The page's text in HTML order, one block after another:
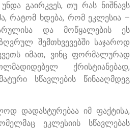
გაირკვეს, თუ რას ნიშნავს
რატომ ხდება, რომ ეკლესია –
და მოწყალების ეს
შემთხვევებში საჯაროდ
იმათ, ვინც ფორმალურად
ქრისტიანებად,
სწავლების წინააღმდეგ
დადასტურებაა იმ ფაქტისა,
ეკლესიის სწავლებას